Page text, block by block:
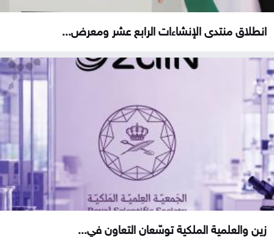
انطلاق منتدى الإنشاءات الرابع عشر ومعرض...
زين والعلمية الملكية توسّعان التعاون في...